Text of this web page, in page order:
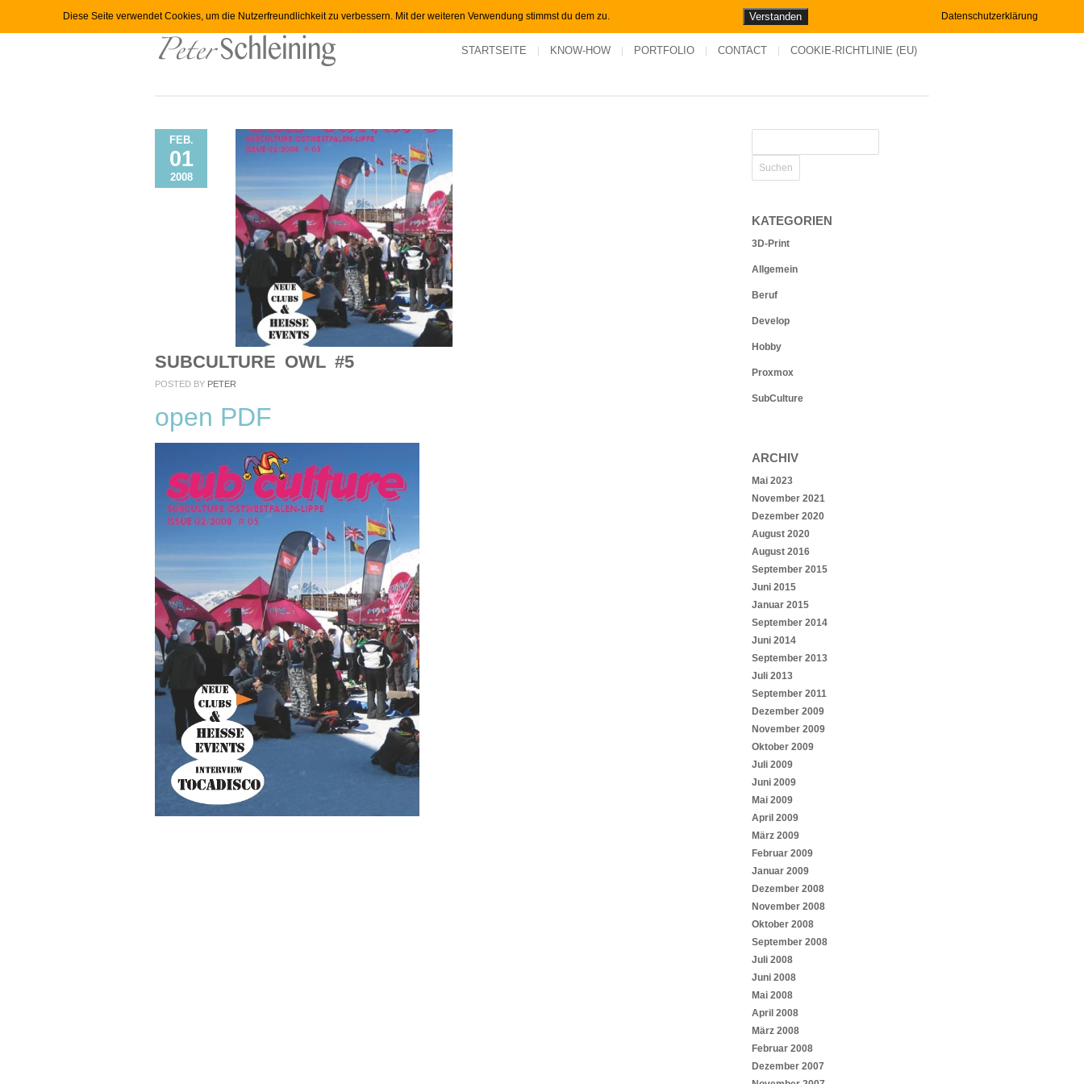
STARTSEITE KNOW-HOW PORTFOLIO CONTACT COOKIE-RICHTLINIE (EU)
FEB.
01
2008
SUBCULTURE OWL #5
POSTED BY PETER
open PDF
KATEGORIEN
3D-Print
Allgemein
Beruf
Develop
Hobby
Proxmox
SubCulture
ARCHIV
Mai 2023
November 2021
Dezember 2020
August 2020
August 2016
September 2015
Juni 2015
Januar 2015
September 2014
Juni 2014
September 2013
Juli 2013
September 2011
Dezember 2009
November 2009
Oktober 2009
Juli 2009
Juni 2009
Mai 2009
April 2009
März 2009
Februar 2009
Januar 2009
Dezember 2008
November 2008
Oktober 2008
September 2008
Juli 2008
Juni 2008
Mai 2008
April 2008
März 2008
Februar 2008
Dezember 2007
Diese Seite verwendet Cookies, um die Nutzerfreundlichkeit zu verbessern. Mit der weiteren Verwendung stimmst du dem zu. Verstanden Datenschutzerklärung